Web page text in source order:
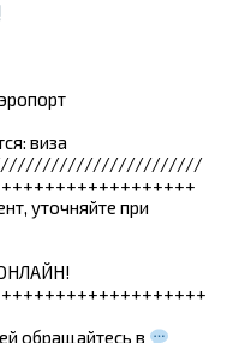
виза
уточняйте при
обращайтесь в